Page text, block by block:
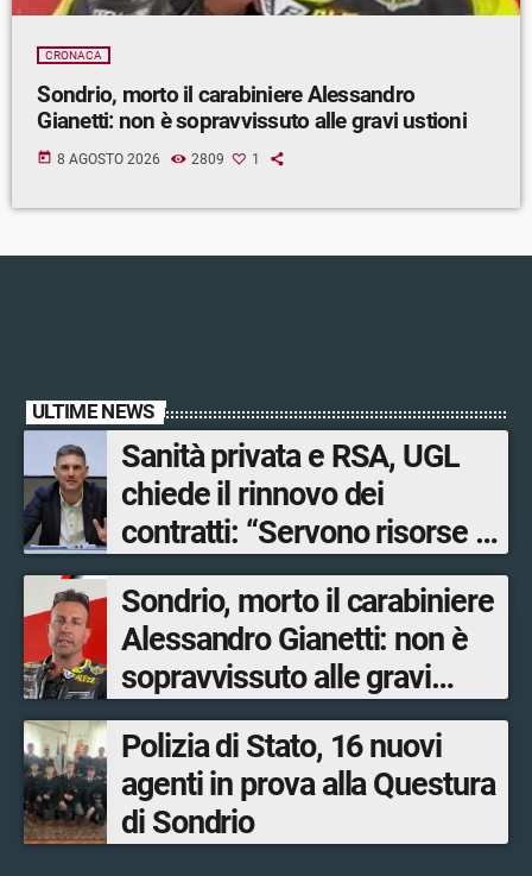
CRONACA
Sondrio, morto il carabiniere Alessandro
Gianetti: non è sopravvissuto alle gravi ustioni
today 8 AGOSTO 2026 2809 1
ULTIME NEWS
Sanità privata e RSA, UGL
chiede il rinnovo dei
contratti: “Servono risorse e
salari adeguati”
Sondrio, morto il carabiniere
Alessandro Gianetti: non è
sopravvissuto alle gravi
ustioni
Polizia di Stato, 16 nuovi
agenti in prova alla Questura
di Sondrio